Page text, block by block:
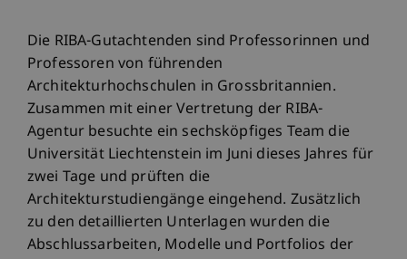
Die RIBA-Gutachtenden sind Professorinnen und
Professoren von führenden
Architekturhochschulen in Grossbritannien.
Zusammen mit einer Vertretung der RIBA-
Agentur besuchte ein sechsköpfiges Team die
Universität Liechtenstein im Juni dieses Jahres für
zwei Tage und prüften die
Architekturstudiengänge eingehend. Zusätzlich
zu den detaillierten Unterlagen wurden die
Abschlussarbeiten, Modelle und Portfolios der